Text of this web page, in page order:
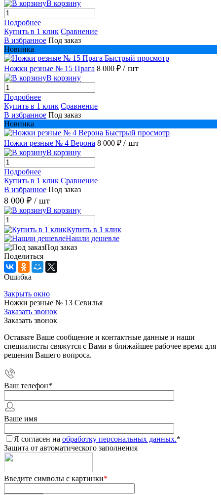
В корзину
Подробнее
Купить в 1 клик Сравнение
В избранное Под заказ
Новинка
Быстрый просмотр
Ножки резные № 15 Прага 8 000 ₽ / шт
В корзину
Подробнее
Купить в 1 клик Сравнение
В избранное Под заказ
Новинка
Быстрый просмотр
Ножки резные № 4 Верона 8 000 ₽ / шт
В корзину
Подробнее
Купить в 1 клик Сравнение
В избранное Под заказ
8 000 ₽ / шт
В корзину
Купить в 1 клик
Нашли дешевле
Под заказ
Поделиться
Ошибка
Закрыть окно
Ножки резные № 13 Севилья
Заказать звонок
Заказать звонок
Оставьте Ваше сообщение и контактные данные и наши
специалисты свяжутся с Вами в ближайшее рабочее время для
решения Вашего вопроса.
Ваш телефон*
Ваше имя
Я согласен на обработку персональных данных.*
Защита от автоматического заполнения
Введите символы с картинки*